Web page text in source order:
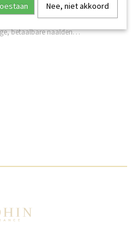
betaalbare naalden…
Nee, niet akkoord